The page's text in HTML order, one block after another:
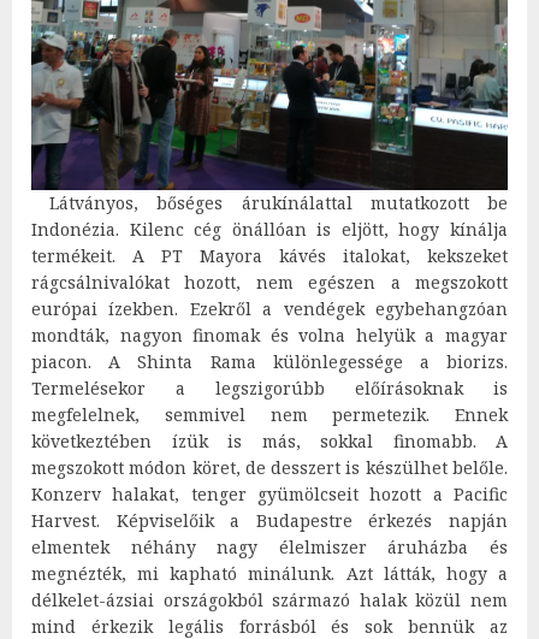
Látványos, bőséges árukínálattal mutatkozott be
Indonézia. Kilenc cég önállóan is eljött, hogy kínálja
termékeit. A PT Mayora kávés italokat, kekszeket
rágcsálnivalókat hozott, nem egészen a megszokott
európai ízekben. Ezekről a vendégek egybehangzóan
mondták, nagyon finomak és volna helyük a magyar
piacon. A Shinta Rama különlegessége a biorizs.
Termelésekor a legszigorúbb előírásoknak is
megfelelnek, semmivel nem permetezik. Ennek
következtében ízük is más, sokkal finomabb. A
megszokott módon köret, de desszert is készülhet belőle.
Konzerv halakat, tenger gyümölcseit hozott a Pacific
Harvest. Képviselőik a Budapestre érkezés napján
elmentek néhány nagy élelmiszer áruházba és
megnézték, mi kapható minálunk. Azt látták, hogy a
délkelet-ázsiai országokból származó halak közül nem
mind érkezik legális forrásból és sok bennük az